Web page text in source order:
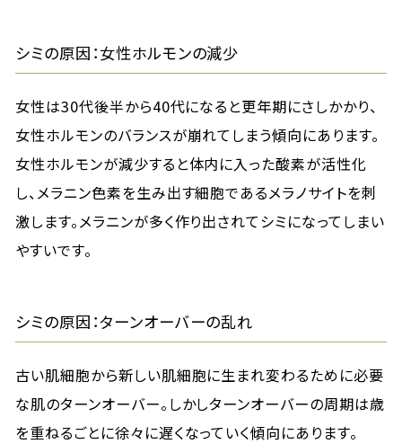
シミの原因：女性ホルモンの減少
女性は30代後半から40代になると更年期にさしかかり、
女性ホルモンのバランスが崩れてしまう傾向にあります。
女性ホルモンが減少すると体内に入った酸素が活性化
し、メラニン色素を生み出す細胞であるメラノサイトを刺
激します。メラニンが多く作り出されてシミになってしまい
やすいです。
シミの原因：ターンオーバーの乱れ
古い肌細胞から新しい肌細胞に生まれ変わるために必要
な肌のターンオーバー。しかしターンオーバーの周期は歳
を重ねるごとに徐々に遅くなっていく傾向にあります。